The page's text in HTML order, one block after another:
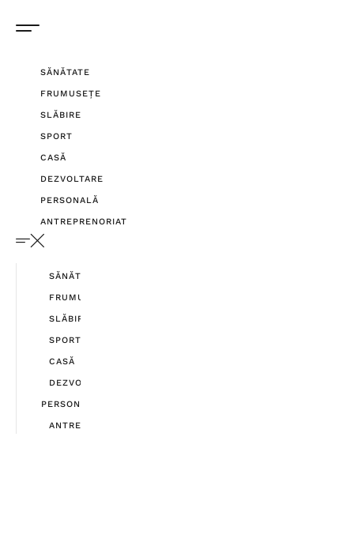
SĂNĂTATE
FRUMUSEȚE
SLĂBIRE
SPORT
CASĂ
DEZVOLTARE
PERSONALĂ
ANTREPRENORIAT
SĂNĂTATE
FRUMUSEȚE
SLĂBIRE
SPORT
CASĂ
DEZVOLTARE
PERSONALĂ
ANTREPRENORIAT